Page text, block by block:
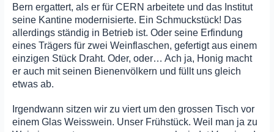
Bern ergattert, als er für CERN arbeitete und das Institut
seine Kantine modernisierte. Ein Schmuckstück! Das
allerdings ständig in Betrieb ist. Oder seine Erfindung
eines Trägers für zwei Weinflaschen, gefertigt aus einem
einzigen Stück Draht. Oder, oder… Ach ja, Honig macht
er auch mit seinen Bienenvölkern und füllt uns gleich
etwas ab.
Irgendwann sitzen wir zu viert um den grossen Tisch vor
einem Glas Weisswein. Unser Frühstück. Weil man ja zu